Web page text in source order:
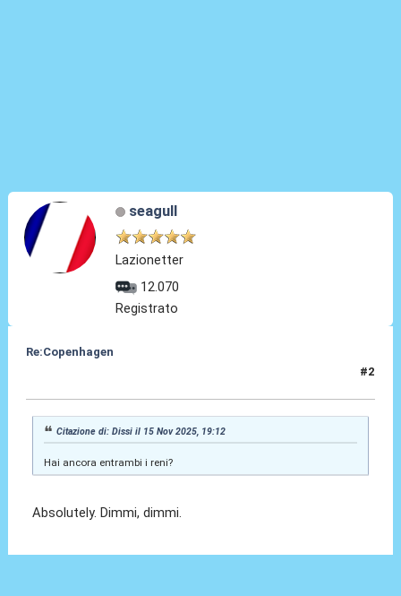
seagull
Lazionetter
12.070
Registrato
Re:Copenhagen
#2
Citazione di: Dissi il 15 Nov 2025, 19:12
Hai ancora entrambi i reni?
Absolutely. Dimmi, dimmi.